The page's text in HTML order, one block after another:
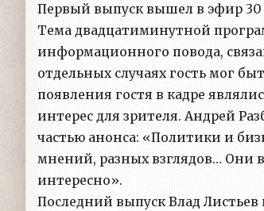
Первый выпуск вышел в эфир 30
Тема двадцатиминутной
информационного повода,
отдельных случаях гость мог
появления гостя в кадре
интерес для зрителя. Андрей
частью анонса: «Политики и
мнений, разных взглядов… Они
интересно».
Последний выпуск Влад Листьев